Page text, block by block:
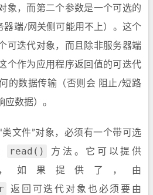
象，而第二个参数是一个可选的
器端/网关侧可能用不上）。这个
可迭代对象，而且除非服务器端
个作为应用程序返回值的可迭代
的数据传输（否则会 阻止/短路
数据）。
文件”对象，必须有一个带可选
read() 方法。它可以提供
如果提供了，由
返回可迭代对象也必须要由